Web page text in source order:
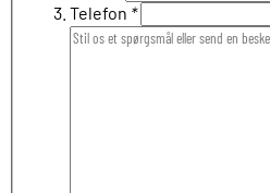
Telefon *